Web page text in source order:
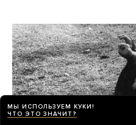
МЫ ИСПОЛЬЗУЕМ КУКИ!
ЧТО ЭТО ЗНАЧИТ?